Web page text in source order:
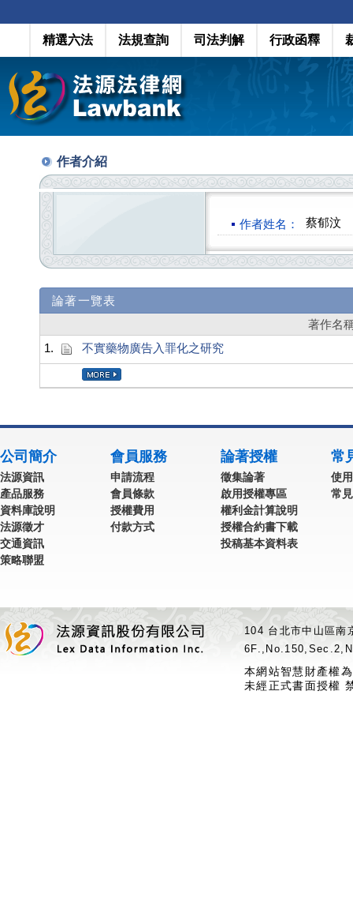
精選六法 法規查詢 司法判解 行政函釋
作者介紹
作者姓名： 蔡郁汶
論著一覽表
著作名
1.
不實藥物廣告入罪化之研究
公司簡介
法源資訊
產品服務
資料庫說明
法源徵才
交通資訊
策略聯盟
會員服務
申請流程
會員條款
授權費用
付款方式
論著授權
徵集論著
啟用授權專區
權利金計算說明
授權合約書下載
投稿基本資料表
常
使
常
104 台北市中山區
本網站智慧財產權
未經正式書面授權